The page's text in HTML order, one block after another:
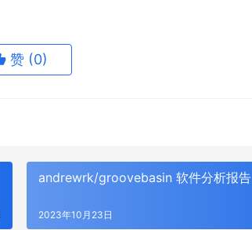
赞 (0)
andrewrk/groovebasin 软件分析报告
2023年10月23日